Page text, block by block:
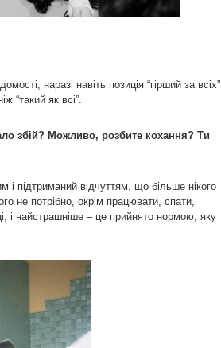
наразі навіть позиція “гірший за всіх”
“такий як всі”.
збій? Можливо, розбите кохання? Ти
підтриманий відчуттям, що більше нікого
не потрібно, окрім працювати, спати,
і найстрашніше – це прийнято нормою, яку